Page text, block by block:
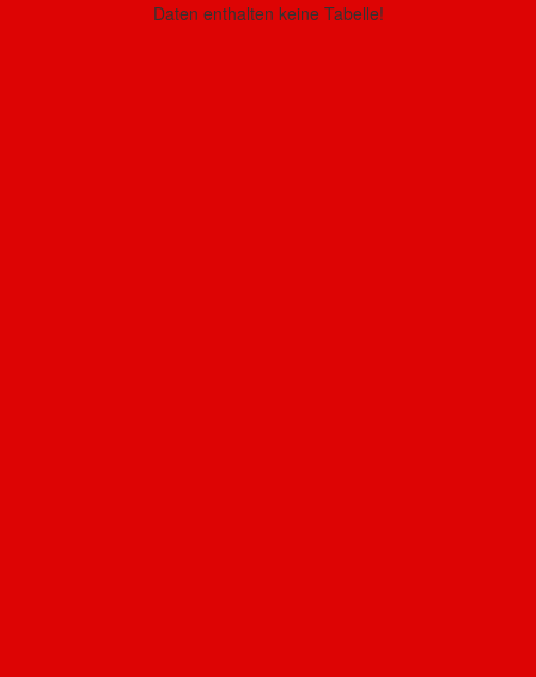
Daten enthalten keine Tabelle!